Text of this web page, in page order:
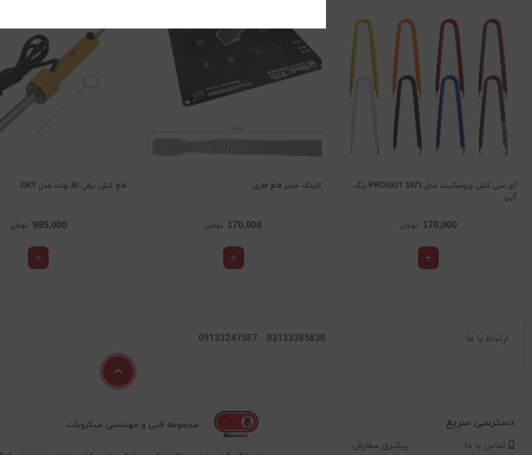
آی سی کش پروسکیت مدل 1471 PROSKIT رنگ
آبی
170,000 تومان
کاردک خمیر قلع فلزی
170,000 تومان
قلع کش برقی 30 وات مدل DKT
995,000 تومان
ارتباط با ما 03133385830
09133247587
دسترسی سریع
تماس با ما پیگیری سفارش
مجموعه فنی و مهندسی میکروبات